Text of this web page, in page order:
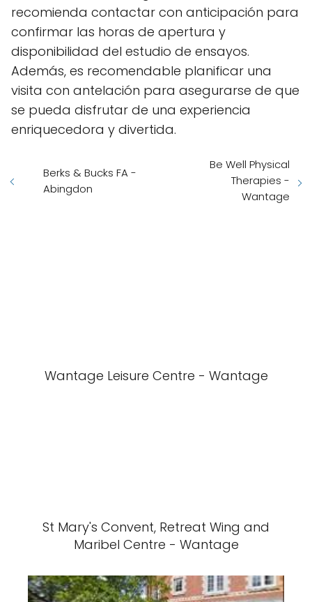
recomienda contactar con anticipación para
confirmar las horas de apertura y
disponibilidad del estudio de ensayos.
Además, es recomendable planificar una
visita con antelación para asegurarse de que
se pueda disfrutar de una experiencia
enriquecedora y divertida.
Berks & Bucks FA -
Abingdon
Be Well Physical
Therapies -
Wantage
Wantage Leisure Centre - Wantage
St Mary's Convent, Retreat Wing and
Maribel Centre - Wantage